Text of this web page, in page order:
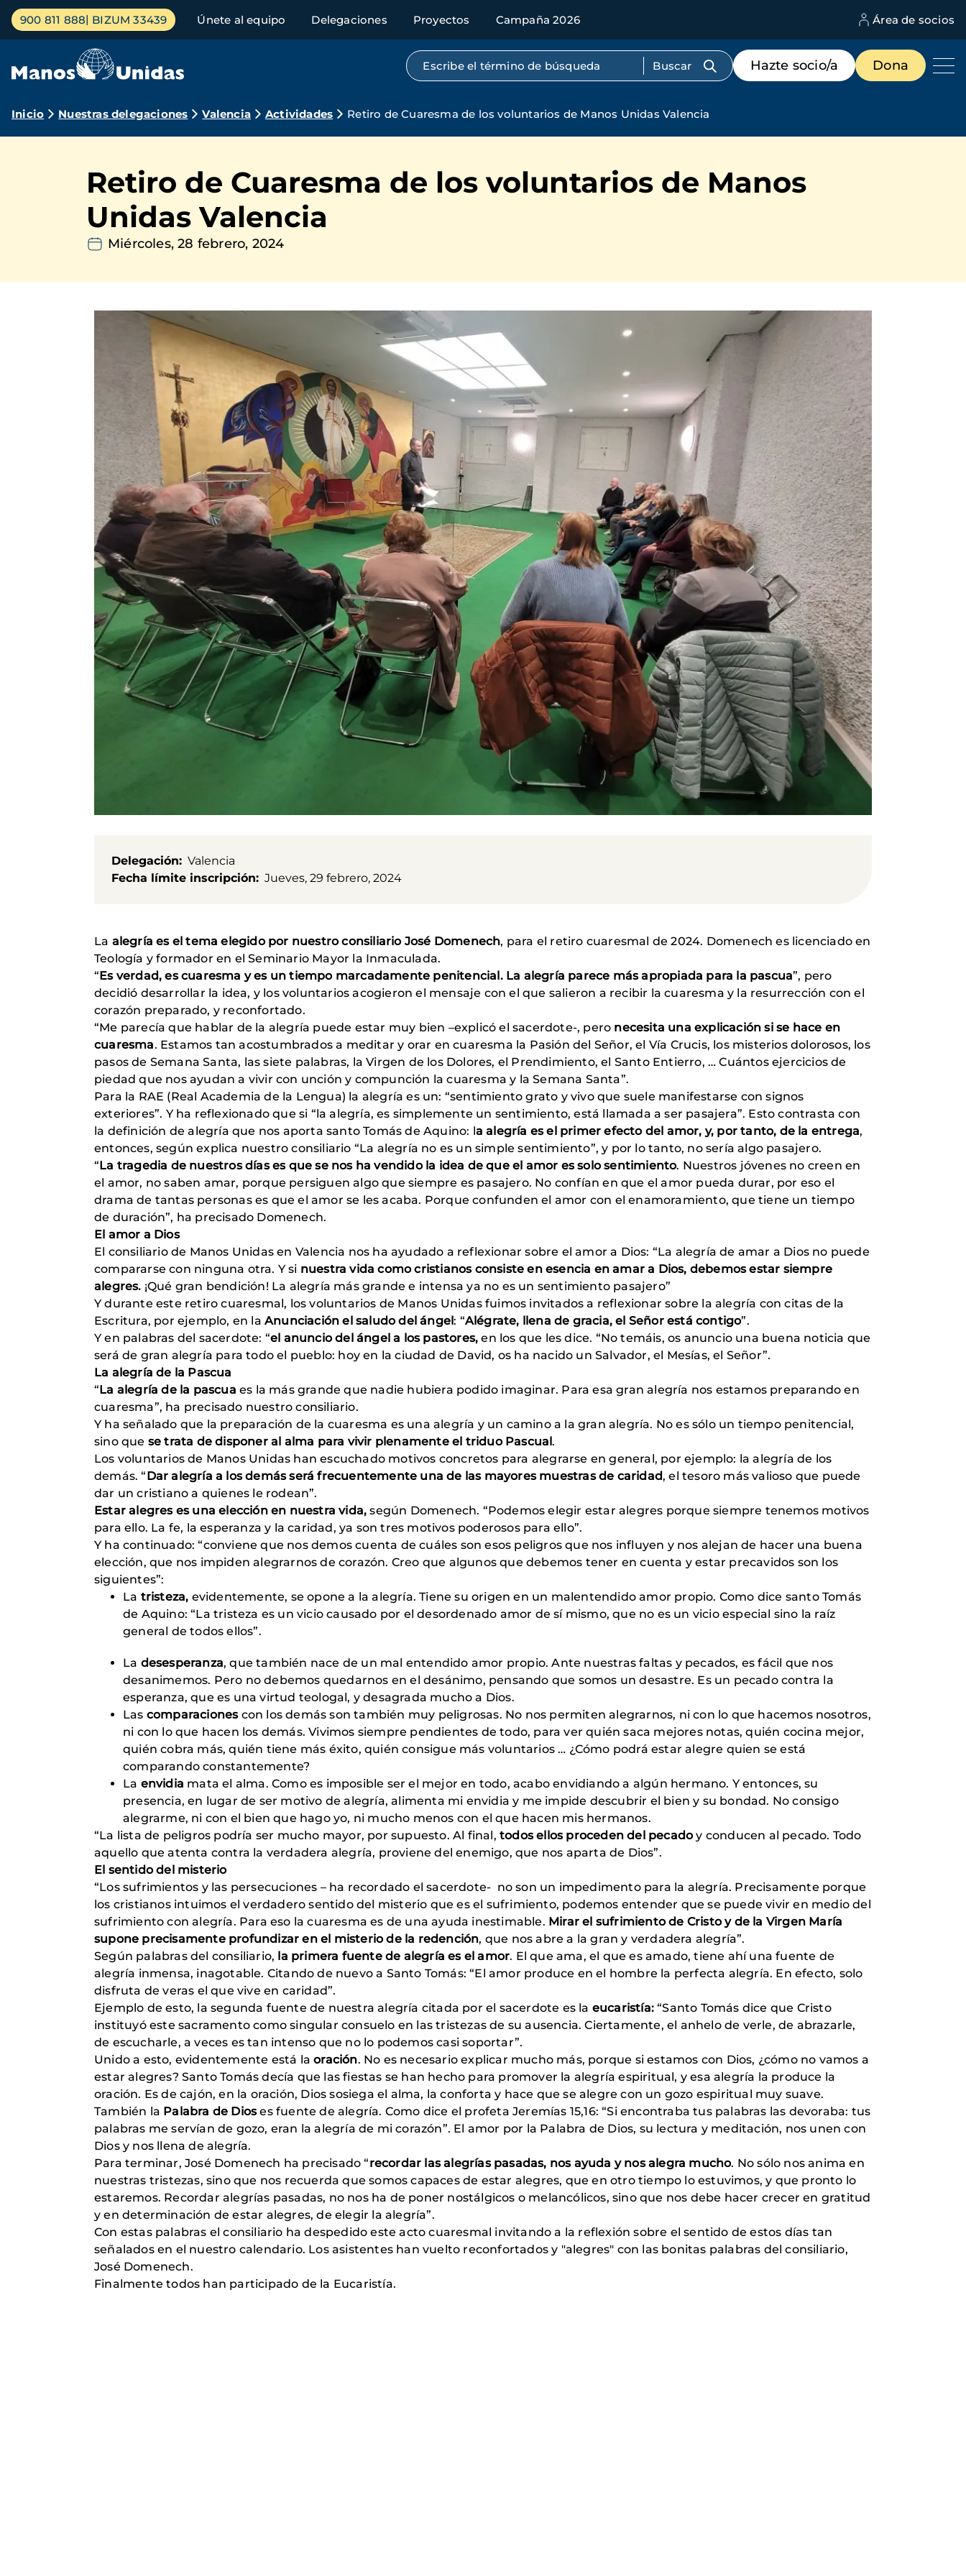
Pasar
contenido
Menú
principal
900 811 888 BIZUM 33439 Únete al equipo Delegaciones Proyectos Campaña 2026 Área de socios
Búsqueda por texto completo
Menú
de
destacados
Hazte socio/a Dona
Ruta
navegación
Inicio Nuestras delegaciones Valencia Actividades Retiro de Cuaresma de los voluntarios de Manos Unidas Valencia
Retiro de Cuaresma de los voluntarios de Manos
Unidas Valencia
Miércoles, 28 febrero, 2024
Delegación
Valencia
Fecha límite inscripción
Jueves, 29 febrero, 2024
La alegría es el tema elegido por nuestro consiliario José Domenech, para el retiro cuaresmal de 2024. Domenech es licenciado en
Teología y formador en el Seminario Mayor la Inmaculada.
“Es verdad, es cuaresma y es un tiempo marcadamente penitencial. La alegría parece más apropiada para la pascua”, pero
decidió desarrollar la idea, y los voluntarios acogieron el mensaje con el que salieron a recibir la cuaresma y la resurrección con el
corazón preparado, y reconfortado.
“Me parecía que hablar de la alegría puede estar muy bien –explicó el sacerdote-, pero necesita una explicación si se hace en
cuaresma. Estamos tan acostumbrados a meditar y orar en cuaresma la Pasión del Señor, el Vía Crucis, los misterios dolorosos, los
pasos de Semana Santa, las siete palabras, la Virgen de los Dolores, el Prendimiento, el Santo Entierro, … Cuántos ejercicios de
piedad que nos ayudan a vivir con unción y compunción la cuaresma y la Semana Santa”.
Para la RAE (Real Academia de la Lengua) la alegría es un: “sentimiento grato y vivo que suele manifestarse con signos
exteriores”. Y ha reflexionado que si “la alegría, es simplemente un sentimiento, está llamada a ser pasajera”. Esto contrasta con
la definición de alegría que nos aporta santo Tomás de Aquino: la alegría es el primer efecto del amor, y, por tanto, de la entrega,
entonces, según explica nuestro consiliario “La alegría no es un simple sentimiento”, y por lo tanto, no sería algo pasajero.
“La tragedia de nuestros días es que se nos ha vendido la idea de que el amor es solo sentimiento. Nuestros jóvenes no creen en
el amor, no saben amar, porque persiguen algo que siempre es pasajero. No confían en que el amor pueda durar, por eso el
drama de tantas personas es que el amor se les acaba. Porque confunden el amor con el enamoramiento, que tiene un tiempo
de duración”, ha precisado Domenech.
El amor a Dios
El consiliario de Manos Unidas en Valencia nos ha ayudado a reflexionar sobre el amor a Dios: “La alegría de amar a Dios no puede
compararse con ninguna otra. Y si nuestra vida como cristianos consiste en esencia en amar a Dios, debemos estar siempre
alegres. ¡Qué gran bendición! La alegría más grande e intensa ya no es un sentimiento pasajero”
Y durante este retiro cuaresmal, los voluntarios de Manos Unidas fuimos invitados a reflexionar sobre la alegría con citas de la
Escritura, por ejemplo, en la Anunciación el saludo del ángel: “Alégrate, llena de gracia, el Señor está contigo”.
Y en palabras del sacerdote: “el anuncio del ángel a los pastores, en los que les dice. “No temáis, os anuncio una buena noticia que
será de gran alegría para todo el pueblo: hoy en la ciudad de David, os ha nacido un Salvador, el Mesías, el Señor”.
La alegría de la Pascua
“La alegría de la pascuaes la más grande que nadie hubiera podido imaginar. Para esa gran alegría nos estamos preparando en
cuaresma”, ha precisado nuestro consiliario.
Y ha señalado que la preparación de la cuaresma es una alegría y un camino a la gran alegría. No es sólo un tiempo penitencial,
sino que se trata de disponer al alma para vivir plenamente el triduo Pascual.
Los voluntarios de Manos Unidas han escuchado motivos concretos para alegrarse en general, por ejemplo: la alegría de los
demás. “ Dar alegría a los demás será frecuentemente una de las mayores muestras de caridad, el tesoro más valioso que puede
dar un cristiano a quienes le rodean”.
Estar alegres es una elección en nuestra vida, según Domenech. “Podemos elegir estar alegres porque siempre tenemos motivos
para ello. La fe, la esperanza y la caridad, ya son tres motivos poderosos para ello”.
Y ha continuado: “conviene que nos demos cuenta de cuáles son esos peligros que nos influyen y nos alejan de hacer una buena
elección, que nos impiden alegrarnos de corazón. Creo que algunos que debemos tener en cuenta y estar precavidos son los
siguientes”:
La tristeza, evidentemente, se opone a la alegría. Tiene su origen en un malentendido amor propio. Como dice santo Tomás
de Aquino: “La tristeza es un vicio causado por el desordenado amor de sí mismo, que no es un vicio especial sino la raíz
general de todos ellos”.
La desesperanza, que también nace de un mal entendido amor propio. Ante nuestras faltas y pecados, es fácil que nos
desanimemos. Pero no debemos quedarnos en el desánimo, pensando que somos un desastre. Es un pecado contra la
esperanza, que es una virtud teologal, y desagrada mucho a Dios.
Las comparacionescon los demás son también muy peligrosas. No nos permiten alegrarnos, ni con lo que hacemos nosotros,
ni con lo que hacen los demás. Vivimos siempre pendientes de todo, para ver quién saca mejores notas, quién cocina mejor,
quién cobra más, quién tiene más éxito, quién consigue más voluntarios … ¿Cómo podrá estar alegre quien se está
comparando constantemente?
La envidia mata el alma. Como es imposible ser el mejor en todo, acabo envidiando a algún hermano. Y entonces, su
presencia, en lugar de ser motivo de alegría, alimenta mi envidia y me impide descubrir el bien y su bondad. No consigo
alegrarme, ni con el bien que hago yo, ni mucho menos con el que hacen mis hermanos.
“La lista de peligros podría ser mucho mayor, por supuesto. Al final, todos ellos proceden del pecadoy conducen al pecado. Todo
aquello que atenta contra la verdadera alegría, proviene del enemigo, que nos aparta de Dios”.
El sentido del misterio
“Los sufrimientos y las persecuciones – ha recordado el sacerdote- no son un impedimento para la alegría. Precisamente porque
los cristianos intuimos el verdadero sentido del misterio que es el sufrimiento, podemos entender que se puede vivir en medio del
sufrimiento con alegría. Para eso la cuaresma es de una ayuda inestimable. Mirar el sufrimiento de Cristo y de la Virgen María
supone precisamente profundizar en el misterio de la redención, que nos abre a la gran y verdadera alegría”.
Según palabras del consiliario, la primera fuente de alegría es el amor. El que ama, el que es amado, tiene ahí una fuente de
alegría inmensa, inagotable. Citando de nuevo a Santo Tomás: “El amor produce en el hombre la perfecta alegría. En efecto, solo
disfruta de veras el que vive en caridad”.
Ejemplo de esto, la segunda fuente de nuestra alegría citada por el sacerdote es la eucaristía: “Santo Tomás dice que Cristo
instituyó este sacramento como singular consuelo en las tristezas de su ausencia. Ciertamente, el anhelo de verle, de abrazarle,
de escucharle, a veces es tan intenso que no lo podemos casi soportar”.
Unido a esto, evidentemente está laoración. No es necesario explicar mucho más, porque si estamos con Dios, ¿cómo no vamos a
estar alegres? Santo Tomás decía que las fiestas se han hecho para promover la alegría espiritual, y esa alegría la produce la
oración. Es de cajón, en la oración, Dios sosiega el alma, la conforta y hace que se alegre con un gozo espiritual muy suave.
También la Palabra de Dioses fuente de alegría. Como dice el profeta Jeremías 15,16: “Si encontraba tus palabras las devoraba: tus
palabras me servían de gozo, eran la alegría de mi corazón”. El amor por la Palabra de Dios, su lectura y meditación, nos unen con
Dios y nos llena de alegría.
Para terminar, José Domenech ha precisado “recordar las alegrías pasadas, nos ayuda y nos alegra mucho. No sólo nos anima en
nuestras tristezas, sino que nos recuerda que somos capaces de estar alegres, que en otro tiempo lo estuvimos, y que pronto lo
estaremos. Recordar alegrías pasadas, no nos ha de poner nostálgicos o melancólicos, sino que nos debe hacer crecer en gratitud
y en determinación de estar alegres, de elegir la alegría”.
Con estas palabras el consiliario ha despedido este acto cuaresmal invitando a la reflexión sobre el sentido de estos días tan
señalados en el nuestro calendario. Los asistentes han vuelto reconfortados y "alegres" con las bonitas palabras del consiliario,
José Domenech.
Finalmente todos han participado de la Eucaristía.